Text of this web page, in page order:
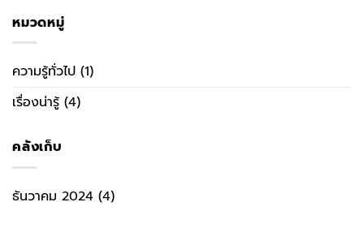
หมวดหมู่
ความรู้ทั่วไป (1)
เรื่องน่ารู้ (4)
คลังเก็บ
ธันวาคม 2024 (4)